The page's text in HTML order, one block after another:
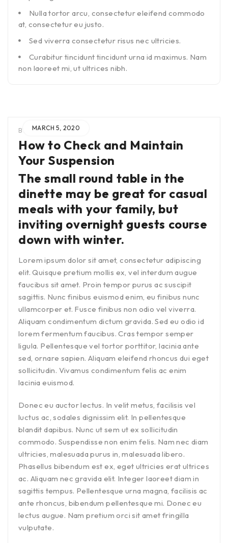
Nulla tortor arcu, consectetur eleifend commodo
at, consectetur eu justo.
Sed viverra consectetur risus nec ultricies.
Curabitur tincidunt tincidunt urna id maximus. Nam
non laoreet mi, ut ultrices nibh.
MARCH 5, 2020
BY ADMIN IN
How to Check and Maintain
Your Suspension
The small round table in the
dinette may be great for casual
meals with your family, but
inviting overnight guests course
down with winter.
Lorem ipsum dolor sit amet, consectetur adipiscing
elit. Quisque pretium mollis ex, vel interdum augue
faucibus sit amet. Proin tempor purus ac suscipit
sagittis. Nunc finibus euismod enim, eu finibus nunc
ullamcorper et. Fusce finibus non odio vel viverra.
Aliquam condimentum dictum gravida. Sed eu odio id
lorem fermentum faucibus. Cras tempor semper
ligula. Pellentesque vel tortor porttitor, lacinia ante
sed, ornare sapien. Aliquam eleifend rhoncus dui eget
sollicitudin. Vivamus condimentum felis ac enim
lacinia euismod.
Donec eu auctor lectus. In velit metus, facilisis vel
luctus ac, sodales dignissim elit. In pellentesque
blandit dapibus. Nunc ut sem ut ex sollicitudin
commodo. Suspendisse non enim felis. Nam nec diam
ultricies, malesuada purus in, malesuada libero.
Phasellus bibendum est ex, eget ultricies erat ultrices
ac. Aliquam nec gravida elit. Integer laoreet diam in
sagittis tempus. Pellentesque urna magna, facilisis ac
ante rhoncus, bibendum pellentesque mi. Donec eu
lectus augue. Nam pretium orci sit amet fringilla
vulputate.